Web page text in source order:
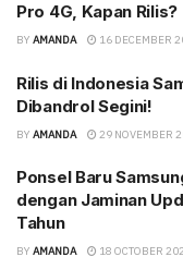
Pro 4G, Kapan Rilis?
BY AMANDA 16 DECEMBER
Rilis di Indonesia
Dibandrol Segini!
BY AMANDA 29 NOVEMBER
Ponsel Baru
dengan Jaminan
Tahun
BY AMANDA 18 OCTOBER